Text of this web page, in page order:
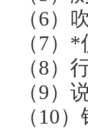
（6）
（7）
（8）
（9
（ 10